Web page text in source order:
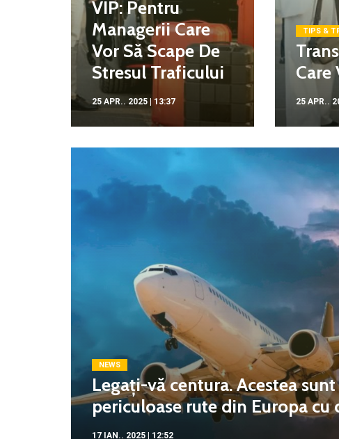
VIP: Pentru
Managerii Care
Vor Să Scape De
Stresul Traficului
25 APR.. 2025 | 13:37
TIPS &
Care
25 APR..
NEWS
Legați-vă centura. Acestea
periculoase rute din Europa cu
17 IAN.. 2025 | 12:52